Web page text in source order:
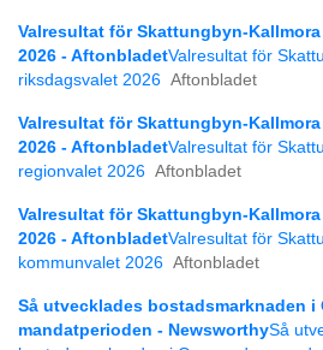
Valresultat för Skattungbyn-
2026 - AftonbladetValresultat för
riksdagsvalet 2026 Aftonbladet
Valresultat för Skattungbyn-
2026 - AftonbladetValresultat för
regionvalet 2026 Aftonbladet
Valresultat för Skattungbyn-
2026 - AftonbladetValresultat för
kommunvalet 2026 Aftonbladet
Så utvecklades bostadsmarknaden i
mandatperioden - NewsworthySå